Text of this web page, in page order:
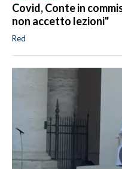
Covid, Conte in
non accetto lezioni"
Red